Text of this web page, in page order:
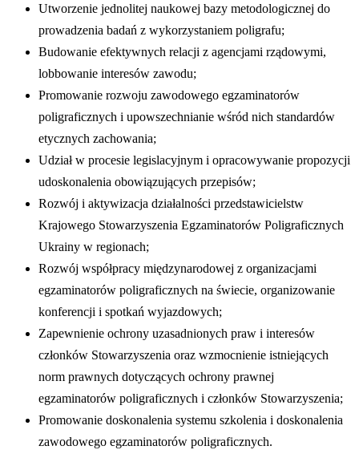
Utworzenie jednolitej naukowej bazy metodologicznej do
prowadzenia badań z wykorzystaniem poligrafu;
Budowanie efektywnych relacji z agencjami rządowymi,
lobbowanie interesów zawodu;
Promowanie rozwoju zawodowego egzaminatorów
poligraficznych i upowszechnianie wśród nich standardów
etycznych zachowania;
Udział w procesie legislacyjnym i opracowywanie propozycji
udoskonalenia obowiązujących przepisów;
Rozwój i aktywizacja działalności przedstawicielstw
Krajowego Stowarzyszenia Egzaminatorów Poligraficznych
Ukrainy w regionach;
Rozwój współpracy międzynarodowej z organizacjami
egzaminatorów poligraficznych na świecie, organizowanie
konferencji i spotkań wyjazdowych;
Zapewnienie ochrony uzasadnionych praw i interesów
członków Stowarzyszenia oraz wzmocnienie istniejących
norm prawnych dotyczących ochrony prawnej
egzaminatorów poligraficznych i członków Stowarzyszenia;
Promowanie doskonalenia systemu szkolenia i doskonalenia
zawodowego egzaminatorów poligraficznych.